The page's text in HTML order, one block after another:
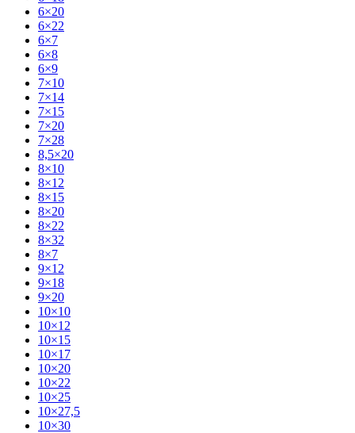
6×20
6×22
6×7
6×8
6×9
7×10
7×14
7×15
7×20
7×28
8,5×20
8×10
8×12
8×15
8×20
8×22
8×32
8×7
9×12
9×18
9×20
10×10
10×12
10×15
10×17
10×20
10×22
10×25
10×27,5
10×30